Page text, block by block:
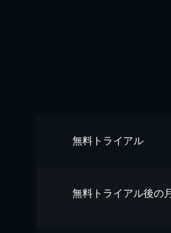
無料トライアル
無料トライアル後の